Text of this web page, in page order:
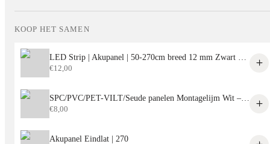
KOOP HET SAMEN
€12,00
€8,00
Akupanel Eindlat | 270